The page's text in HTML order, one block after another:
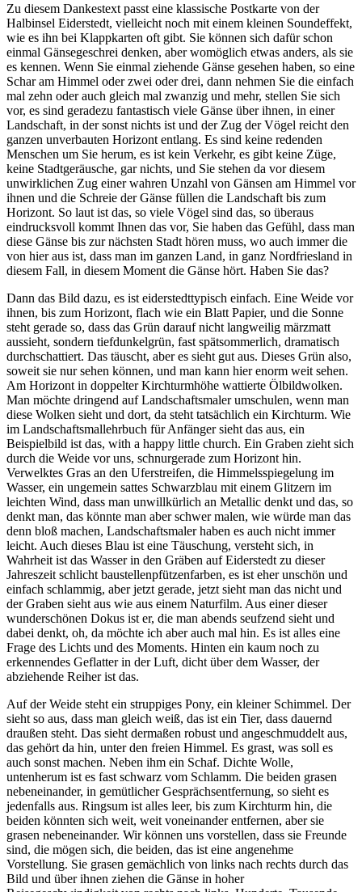
Zu diesem Dankestext passt eine klassische Postkarte von der
Halbinsel Eiderstedt, vielleicht noch mit einem kleinen Soundeffekt,
wie es ihn bei Klappkarten oft gibt. Sie können sich dafür schon
einmal Gänsegeschrei denken, aber womöglich etwas anders, als sie
es kennen. Wenn Sie einmal ziehende Gänse gesehen haben, so eine
Schar am Himmel oder zwei oder drei, dann nehmen Sie die einfach
mal zehn oder auch gleich mal zwanzig und mehr, stellen Sie sich
vor, es sind geradezu fantastisch viele Gänse über ihnen, in einer
Landschaft, in der sonst nichts ist und der Zug der Vögel reicht den
ganzen unverbauten Horizont entlang. Es sind keine redenden
Menschen um Sie herum, es ist kein Verkehr, es gibt keine Züge,
keine Stadtgeräusche, gar nichts, und Sie stehen da vor diesem
unwirklichen Zug einer wahren Unzahl von Gänsen am Himmel vor
ihnen und die Schreie der Gänse füllen die Landschaft bis zum
Horizont. So laut ist das, so viele Vögel sind das, so überaus
eindrucksvoll kommt Ihnen das vor, Sie haben das Gefühl, dass man
diese Gänse bis zur nächsten Stadt hören muss, wo auch immer die
von hier aus ist, dass man im ganzen Land, in ganz Nordfriesland in
diesem Fall, in diesem Moment die Gänse hört. Haben Sie das?
Dann das Bild dazu, es ist eiderstedttypisch einfach. Eine Weide vor
ihnen, bis zum Horizont, flach wie ein Blatt Papier, und die Sonne
steht gerade so, dass das Grün darauf nicht langweilig märzmatt
aussieht, sondern tiefdunkelgrün, fast spätsommerlich, dramatisch
durchschattiert. Das täuscht, aber es sieht gut aus. Dieses Grün also,
soweit sie nur sehen können, und man kann hier enorm weit sehen.
Am Horizont in doppelter Kirchturmhöhe wattierte Ölbildwolken.
Man möchte dringend auf Landschaftsmaler umschulen, wenn man
diese Wolken sieht und dort, da steht tatsächlich ein Kirchturm. Wie
im Landschaftsmallehrbuch für Anfänger sieht das aus, ein
Beispielbild ist das, with a happy little church. Ein Graben zieht sich
durch die Weide vor uns, schnurgerade zum Horizont hin.
Verwelktes Gras an den Uferstreifen, die Himmelsspiegelung im
Wasser, ein ungemein sattes Schwarzblau mit einem Glitzern im
leichten Wind, dass man unwillkürlich an Metallic denkt und das, so
denkt man, das könnte man aber schwer malen, wie würde man das
denn bloß machen, Landschaftsmaler haben es auch nicht immer
leicht. Auch dieses Blau ist eine Täuschung, versteht sich, in
Wahrheit ist das Wasser in den Gräben auf Eiderstedt zu dieser
Jahreszeit schlicht baustellenpfützenfarben, es ist eher unschön und
einfach schlammig, aber jetzt gerade, jetzt sieht man das nicht und
der Graben sieht aus wie aus einem Naturfilm. Aus einer dieser
wunderschönen Dokus ist er, die man abends seufzend sieht und
dabei denkt, oh, da möchte ich aber auch mal hin. Es ist alles eine
Frage des Lichts und des Moments. Hinten ein kaum noch zu
erkennendes Geflatter in der Luft, dicht über dem Wasser, der
abziehende Reiher ist das.
Auf der Weide steht ein struppiges Pony, ein kleiner Schimmel. Der
sieht so aus, dass man gleich weiß, das ist ein Tier, dass dauernd
draußen steht. Das sieht dermaßen robust und angeschmuddelt aus,
das gehört da hin, unter den freien Himmel. Es grast, was soll es
auch sonst machen. Neben ihm ein Schaf. Dichte Wolle,
untenherum ist es fast schwarz vom Schlamm. Die beiden grasen
nebeneinander, in gemütlicher Gesprächsentfernung, so sieht es
jedenfalls aus. Ringsum ist alles leer, bis zum Kirchturm hin, die
beiden könnten sich weit, weit voneinander entfernen, aber sie
grasen nebeneinander. Wir können uns vorstellen, dass sie Freunde
sind, die mögen sich, die beiden, das ist eine angenehme
Vorstellung. Sie grasen gemächlich von links nach rechts durch das
Bild und über ihnen ziehen die Gänse in hoher